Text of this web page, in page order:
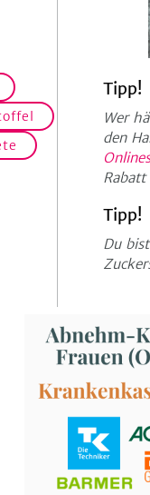
Tipp!
Wer
den
Rabatt
Tipp!
Du